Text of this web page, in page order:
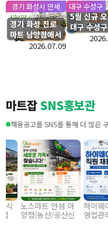
경기 화성 진로
마트 남양점에서
직원식당 운영하
경기 화성시 만세
구
2026.07.09
5월 신규
대구 수성
트 수산코
대구 수성구
마트잡SNS홍보관
채용공고를 SNS를 통해 더 많은
노스마트 안성 아
양점(농산/공산신
하이웨
영업관